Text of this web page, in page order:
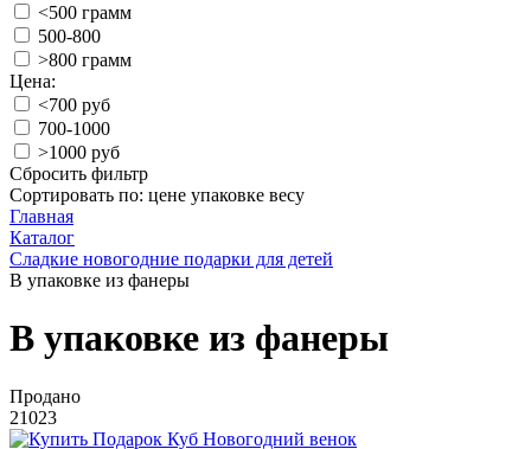
<500 грамм
500-800
>800 грамм
Цена:
<700 руб
700-1000
>1000 руб
Сбросить фильтр
Сортировать по: цене упаковке весу
Главная
Каталог
Сладкие новогодние подарки для детей
В упаковке из фанеры
В упаковке из фанеры
Продано
21023